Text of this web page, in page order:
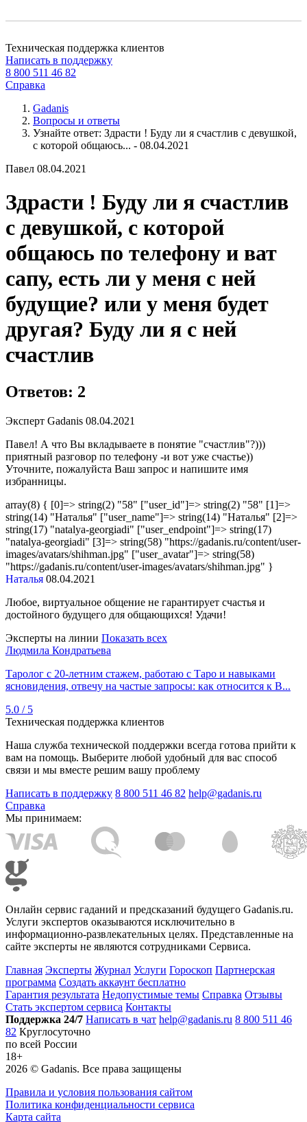
Техническая поддержка клиентов
Написать в поддержку
8 800 511 46 82
Справка
Gadanis
Вопросы и ответы
Узнайте ответ: Здрасти ! Буду ли я счастлив с девушкой,
с которой общаюсь... - 08.04.2021
Павел 08.04.2021
Здрасти ! Буду ли я счастлив
с девушкой, с которой
общаюсь по телефону и ват
сапу, есть ли у меня с ней
будущие? или у меня будет
другая? Буду ли я с ней
счастлив
Ответов: 2
Эксперт Gadanis 08.04.2021
Павел! А что Вы вкладываете в понятие "счастлив"?)))
приятный разговор по телефону -и вот уже счастье))
Уточните, пожалуйста Ваш запрос и напишите имя
избранницы.
array(8) { [0]=> string(2) "58" ["user_id"]=> string(2) "58" [1]=>
string(14) "Наталья" ["user_name"]=> string(14) "Наталья" [2]=>
string(17) "natalya-georgiadi" ["user_endpoint"]=> string(17)
"natalya-georgiadi" [3]=> string(58) "https://gadanis.ru/content/user-
images/avatars/shihman.jpg" ["user_avatar"]=> string(58)
"https://gadanis.ru/content/user-images/avatars/shihman.jpg" }
Наталья 08.04.2021
Любое, виртуальное общение не гарантирует счастья и
достойного будущего для общающихся! Удачи!
Эксперты на линии Показать всех
Людмила Кондратьева
Таролог с 20‑летним стажем, работаю с Таро и навыками
ясновидения, отвечу на частые запросы: как относится к В...
5.0 / 5
Техническая поддержка клиентов
Наша служба технической поддержки всегда готова прийти к
вам на помощь. Выберите любой удобный для вас способ
связи и мы вместе решим вашу проблему
Написать в поддержку 8 800 511 46 82 help@gadanis.ru
Справка
Мы принимаем:
Онлайн сервис гаданий и предсказаний будущего Gadanis.ru.
Услуги экспертов оказываются исключительно в
информационно-развлекательных целях. Представленные на
сайте эксперты не являются сотрудниками Сервиса.
Главная Эксперты Журнал Услуги Гороскоп Партнерская
программа Создать аккаунт бесплатно
Гарантия результата Недопустимые темы Справка Отзывы
Стать экспертом сервиса Контакты
Поддержка 24/7 Написать в чат help@gadanis.ru 8 800 511 46
82 Круглосуточно
по всей России
18+
2026 © Gadanis. Все права защищены
Правила и условия пользования сайтом
Политика конфиденциальности сервиса
Карта сайта